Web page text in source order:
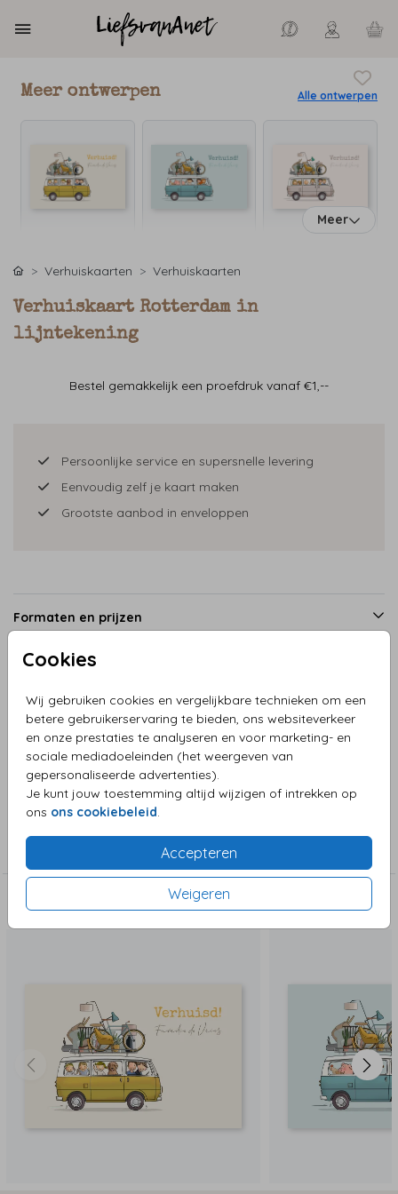
Cookies
Wij gebruiken cookies en vergelijkbare technieken om een
betere gebruikerservaring te bieden, ons websiteverkeer
en onze prestaties te analyseren en voor marketing- en
sociale mediadoeleinden (het weergeven van
gepersonaliseerde advertenties).
Je kunt jouw toestemming altijd wijzigen of intrekken op
ons ons cookiebeleid
Accepteren
Weigeren
Meer ontwerpen Alle ontwerpen
Meer
Verhuiskaarten Verhuiskaarten
Verhuiskaart Rotterdam in
lijntekening
Bestel gemakkelijk een proefdruk vanaf €1,--
Persoonlijke service en supersnelle levering
Eenvoudig zelf je kaart maken
Grootste aanbod in enveloppen
Formaten en prijzen
Omschrijving
Verhuiskaart Rotterdam in lijntekening
Collectie
Deze zijn ook leuk!